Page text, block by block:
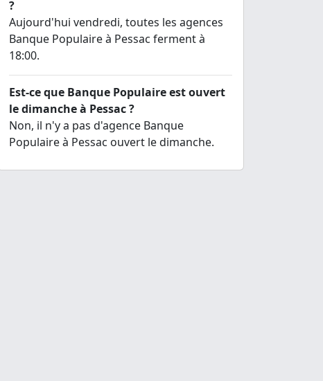
?
Aujourd'hui vendredi, toutes les agences
Banque Populaire à Pessac ferment à
18:00.
Est-ce que Banque Populaire est ouvert
le dimanche à Pessac ?
Non, il n'y a pas d'agence Banque
Populaire à Pessac ouvert le dimanche.